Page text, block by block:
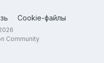
Cookie-файлы
Community